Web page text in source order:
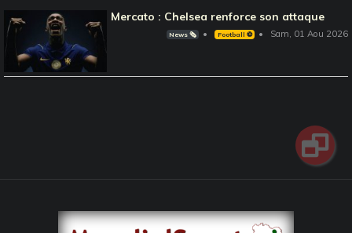
Mercato : Chelsea renforce son attaque
News 🗞️ Football ⚽️ Sam, 01 Aou 2026